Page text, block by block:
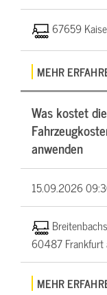
67659
MEHR
Was kostet
anwenden
15.09.2026
60487 Frankfurt
MEHR